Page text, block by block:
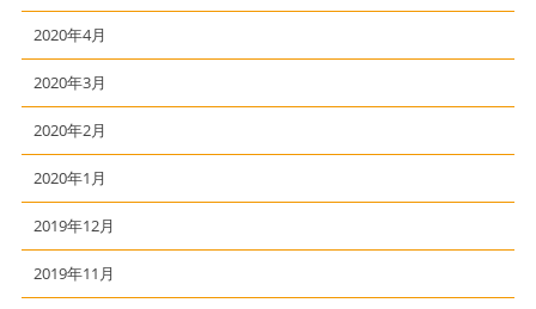
2020年4月
2020年3月
2020年2月
2020年1月
2019年12月
2019年11月